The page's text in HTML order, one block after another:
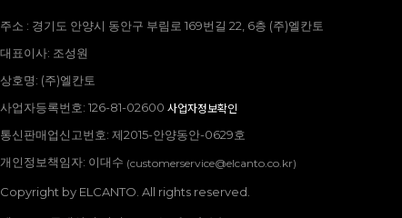
주소 : 경기도 안양시 동안구 부림로 169번길 22, 6층 (주)엘칸토
대표이사: 조성원
상호명: (주)엘칸토
사업자등록번호: 126-81-02600 사업자정보확인
통신판매업신고번호: 제2015-안양동안-0629호
개인정보책임자: 이대수 (customerservice@elcanto.co.kr)
Copyright by ELCANTO. All rights reserved.